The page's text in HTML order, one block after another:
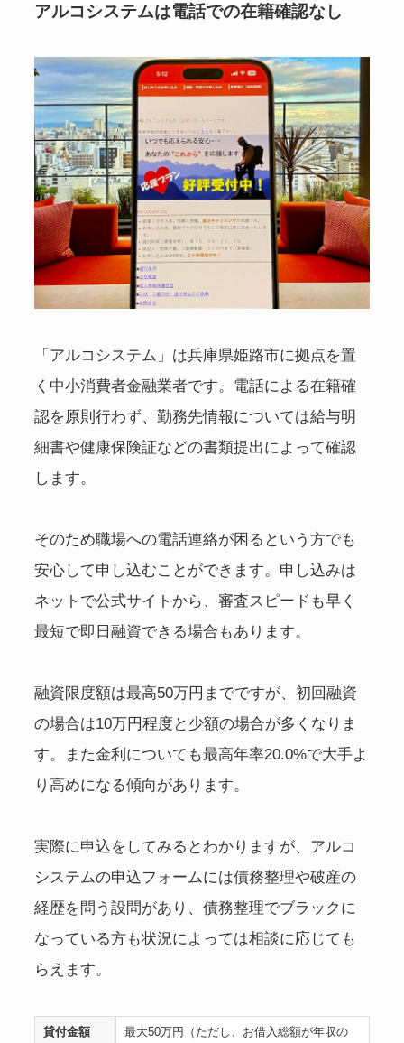
アルコシステムは電話での在籍確認なし
「アルコシステム」は兵庫県姫路市に拠点を置
く中小消費者金融業者です。電話による在籍確
認を原則行わず、勤務先情報については給与明
細書や健康保険証などの書類提出によって確認
します。
そのため職場への電話連絡が困るという方でも
安心して申し込むことができます。申し込みは
ネットで公式サイトから、審査スピードも早く
最短で即日融資できる場合もあります。
融資限度額は最高50万円までですが、初回融資
の場合は10万円程度と少額の場合が多くなりま
す。また金利についても最高年率20.0%で大手よ
り高めになる傾向があります。
実際に申込をしてみるとわかりますが、アルコ
システムの申込フォームには債務整理や破産の
経歴を問う設問があり、債務整理でブラックに
なっている方も状況によっては相談に応じても
らえます。
貸付金額
最大50万円（ただし、お借入総額が年収の